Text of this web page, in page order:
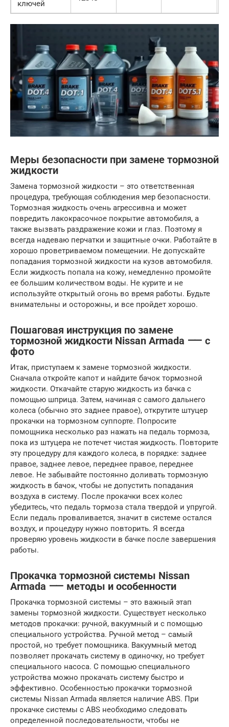
ключей
Меры безопасности при замене тормозной
жидкости
Замена тормозной жидкости – это ответственная
процедура, требующая соблюдения мер безопасности.
Тормозная жидкость очень агрессивна и может
повредить лакокрасочное покрытие автомобиля, а
также вызвать раздражение кожи и глаз. Поэтому я
всегда надеваю перчатки и защитные очки. Работайте в
хорошо проветриваемом помещении. Не допускайте
попадания тормозной жидкости на кузов автомобиля.
Если жидкость попала на кожу, немедленно промойте
ее большим количеством воды. Не курите и не
используйте открытый огонь во время работы. Будьте
внимательны и осторожны, и все пройдет хорошо.
Пошаговая инструкция по замене
тормозной жидкости Nissan Armada ⸺ с
фото
Итак, приступаем к замене тормозной жидкости.
Сначала откройте капот и найдите бачок тормозной
жидкости. Откачайте старую жидкость из бачка с
помощью шприца. Затем, начиная с самого дальнего
колеса (обычно это заднее правое), открутите штуцер
прокачки на тормозном суппорте. Попросите
помощника несколько раз нажать на педаль тормоза,
пока из штуцера не потечет чистая жидкость. Повторите
эту процедуру для каждого колеса, в порядке: заднее
правое, заднее левое, переднее правое, переднее
левое. Не забывайте постоянно доливать тормозную
жидкость в бачок, чтобы не допустить попадания
воздуха в систему. После прокачки всех колес
убедитесь, что педаль тормоза стала твердой и упругой.
Если педаль проваливается, значит в системе остался
воздух, и процедуру нужно повторить. Я всегда
проверяю уровень жидкости в бачке после завершения
работы.
Прокачка тормозной системы Nissan
Armada ⸺ методы и особенности
Прокачка тормозной системы – это важный этап
замены тормозной жидкости. Существует несколько
методов прокачки: ручной, вакуумный и с помощью
специального устройства. Ручной метод – самый
простой, но требует помощника. Вакуумный метод
позволяет прокачать систему в одиночку, но требует
специального насоса. С помощью специального
устройства можно прокачать систему быстро и
эффективно. Особенностью прокачки тормозной
системы Nissan Armada является наличие ABS. При
прокачке системы с ABS необходимо следовать
определенной последовательности, чтобы не